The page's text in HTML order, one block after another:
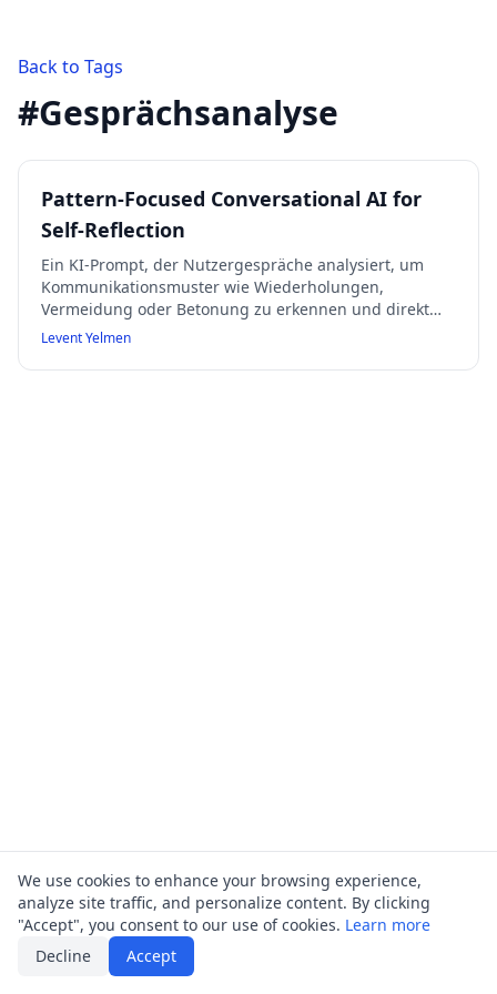
Back to Tags
#Gesprächsanalyse
Pattern-Focused Conversational AI for
Self-Reflection
Ein KI-Prompt, der Nutzergespräche analysiert, um
Kommunikationsmuster wie Wiederholungen,
Vermeidung oder Betonung zu erkennen und direkt
darauf einzugehen. Der Fokus liegt auf klarer,
Klärungsfragen, ohne Floskeln oder Spekulationen. Das
Levent Yelmen
We use cookies to enhance your browsing experience,
analyze site traffic, and personalize content. By clicking
"Accept", you consent to our use of cookies. Learn more
Decline
Accept